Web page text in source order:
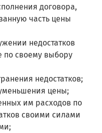
договора,
часть цены
недостатков
по своему выбору
недостатков;
цены;
им расходов по
своими силами